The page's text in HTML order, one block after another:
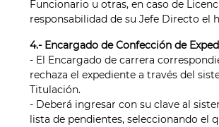
Funcionario u otras, en caso de
responsabilidad de su Jefe Directo el
4.- Encargado de Confección de
- El Encargado de carrera
rechaza el expediente a través del
Titulación.
- Deberá ingresar con su clave al
lista de pendientes, seleccionando el